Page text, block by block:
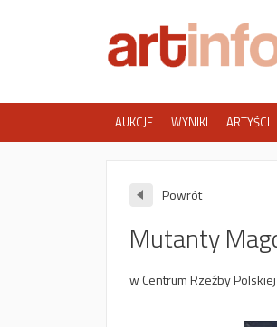
AUKCJE WYNIKI ARTYŚCI
Powrót
Mutanty
w Centrum Rzeźby